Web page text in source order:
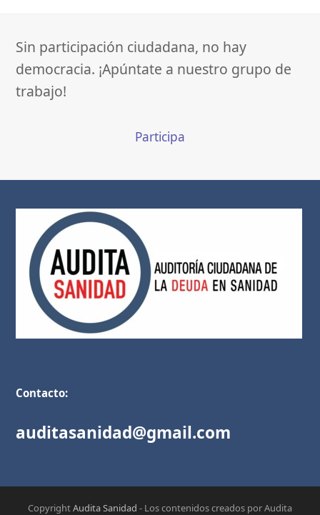
Sin participación ciudadana, no hay
democracia. ¡Apúntate a nuestro grupo de
trabajo!
Participa
Contacto:
auditasanidad@gmail.com
CopyrightAudita Sanidad - Los contenidos creados por Audita